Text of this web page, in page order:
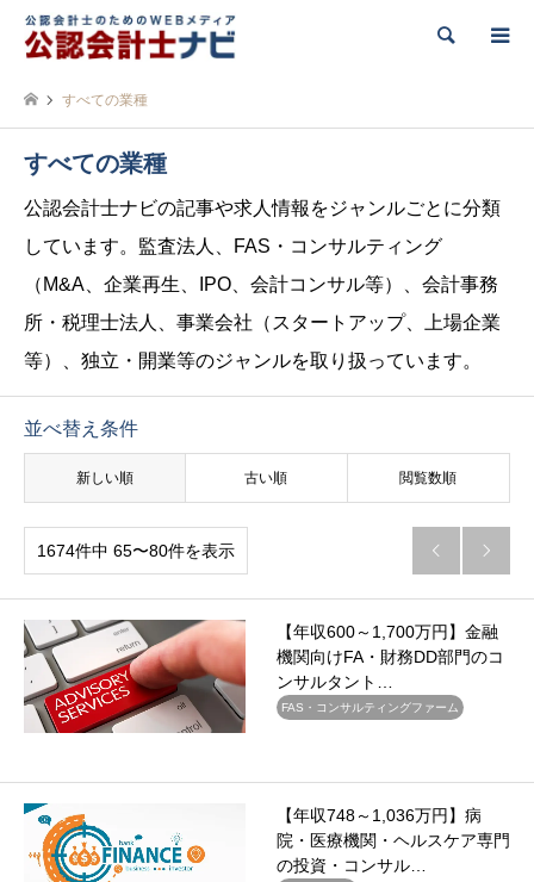
検索
すべての業種
すべての業種
公認会計士ナビの記事や求人情報をジャンルごとに分類
しています。監査法人、FAS・コンサルティング
（M&A、企業再生、IPO、会計コンサル等）、会計事務
所・税理士法人、事業会社（スタートアップ、上場企業
等）、独立・開業等のジャンルを取り扱っています。
並べ替え条件
新しい順 古い順 閲覧数順
1674件中 65〜80件を表示  
【年収600～1,700万円】金融
機関向けFA・財務DD部門のコ
ンサルタント…
FAS・コンサルティングファーム
【年収748～1,036万円】病
院・医療機関・ヘルスケア専門
の投資・コンサル…